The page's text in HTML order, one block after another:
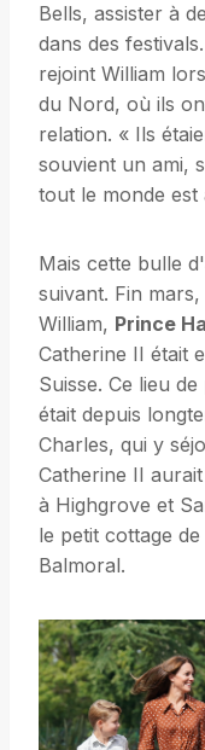
Bells, assister à
dans des
rejoint William
du Nord, où ils
relation. « Ils
souvient un ami,
tout le monde est
Mais cette bulle
suivant. Fin
William, Prince
Catherine II était
Suisse. Ce lieu
était depuis
Charles, qui y
Catherine II
à Highgrove et
le petit cottage
Balmoral.